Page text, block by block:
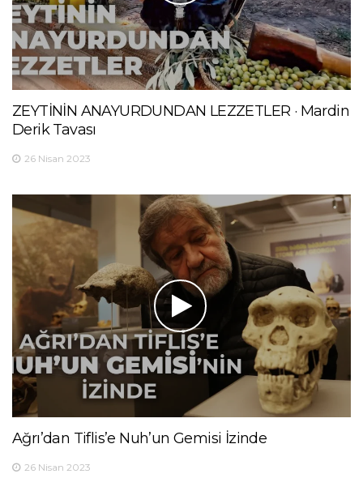
ZEYTİNİN ANAYURDUNDAN LEZZETLER · Mardin
Derik Tavası
26 Nisan 2023
Ağrı’dan Tiflis’e Nuh’un Gemisi İzinde
26 Nisan 2023